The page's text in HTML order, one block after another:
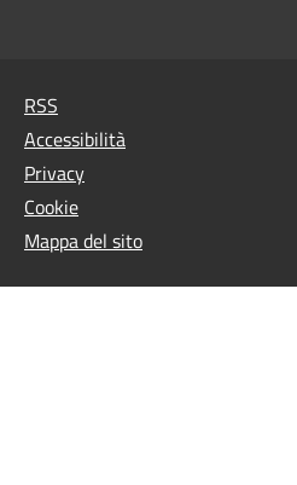
RSS
Accessibilità
Privacy
Cookie
Mappa del sito